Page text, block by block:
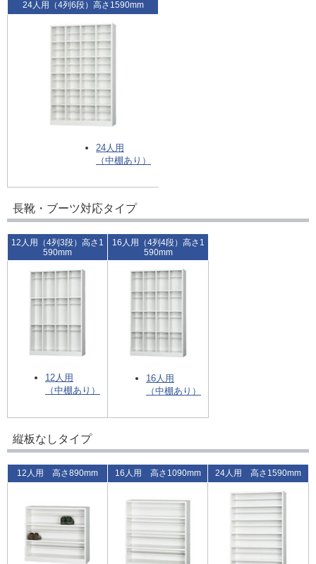
24人用（4列6段）高さ1590mm
24人用
（中棚あり）
長靴・ブーツ対応タイプ
12人用（4列3段）高さ1
590mm
16人用（4列4段）高さ1
590mm
12人用
（中棚あり）
16人用
（中棚あり）
縦板なしタイプ
12人用 高さ890mm 16人用 高さ1090mm 24人用 高さ1590mm